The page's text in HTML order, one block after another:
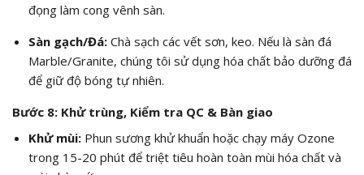
đọng làm cong vênh sàn.
Sàn gạch/Đá:Chà sạch các vết sơn, keo. Nếu là sàn đá
Marble/Granite, chúng tôi sử dụng hóa chất bảo dưỡng đá
để giữ độ bóng tự nhiên.
Bước 8: Khử trùng, Kiểm tra QC & Bàn giao
Khử mùi:Phun sương khử khuẩn hoặc chạy máy Ozone
trong 15-20 phút để triệt tiêu hoàn toàn mùi hóa chất và